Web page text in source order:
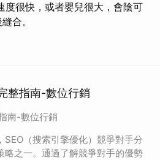
度很快，或者嬰兒很大，會陰可
合。
整指南-數位行銷
南-數位行銷
（搜索引擎優化）競爭對手分
略之一。通過了解競爭對手的優勢